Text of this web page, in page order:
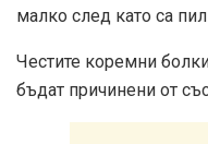
малко след като са
Честите коремни
бъдат причинени от